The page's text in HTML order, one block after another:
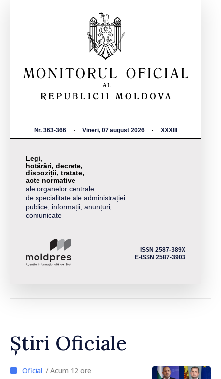
Nr. 363-366 Vineri, 07 august 2026 XXXIII
Legi,
hotărâri, decrete,
dispoziții, tratate,
acte normative
ale organelor centrale
de specialitate ale administrației
publice, informații, anunțuri,
comunicate
ISSN 2587-389X
E-ISSN 2587-3903
Știri Oficiale
/ Acum 12 ore